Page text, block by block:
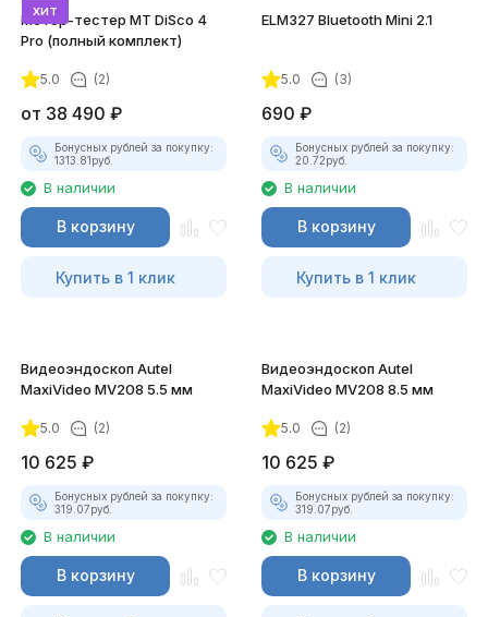
хит
Мотор-тестер MT DiSco 4
Pro (полный комплект)
5.0 (2)
от 38 490 ₽
Бонусных рублей за покупку:
1313.81руб.
В наличии
В корзину
Купить в 1 клик
ELM327 Bluetooth Mini 2.1
5.0 (3)
690 ₽
Бонусных рублей за покупку:
20.72руб.
В наличии
В корзину
Купить в 1 клик
Видеоэндоскоп Autel
MaxiVideo MV208 5.5 мм
5.0 (2)
10 625 ₽
Бонусных рублей за покупку:
319.07руб.
В наличии
В корзину
Видеоэндоскоп Autel
MaxiVideo MV208 8.5 мм
5.0 (2)
10 625 ₽
Бонусных рублей за покупку:
319.07руб.
В наличии
В корзину